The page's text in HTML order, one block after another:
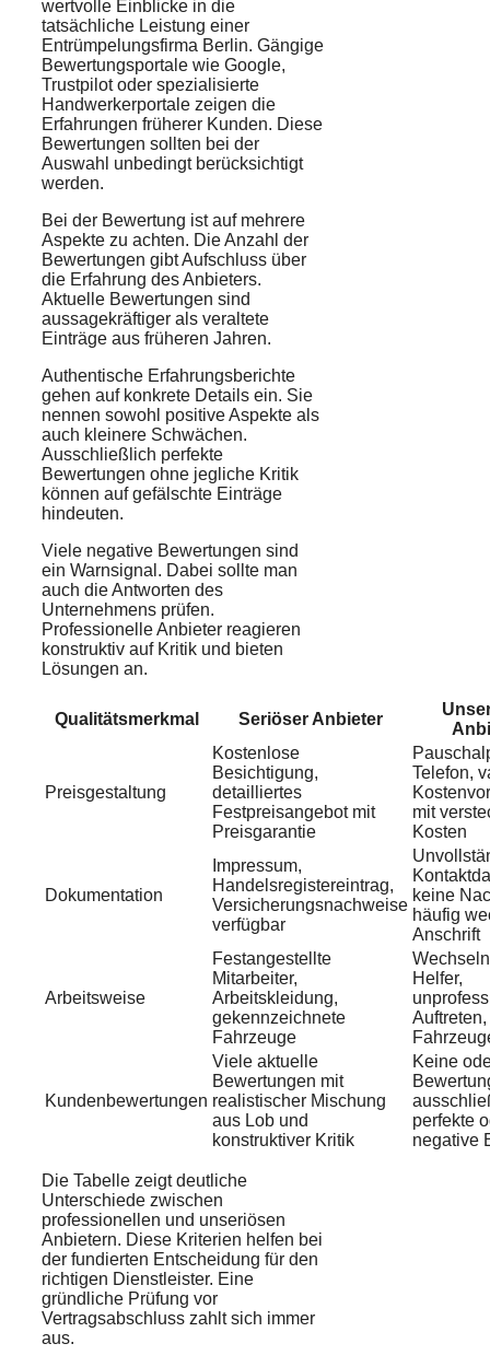
wertvolle Einblicke in die
tatsächliche Leistung einer
Entrümpelungsfirma Berlin. Gängige
Bewertungsportale wie Google,
Trustpilot oder spezialisierte
Handwerkerportale zeigen die
Erfahrungen früherer Kunden. Diese
Bewertungen sollten bei der
Auswahl unbedingt berücksichtigt
werden.
Bei der Bewertung ist auf mehrere
Aspekte zu achten. Die Anzahl der
Bewertungen gibt Aufschluss über
die Erfahrung des Anbieters.
Aktuelle Bewertungen sind
aussagekräftiger als veraltete
Einträge aus früheren Jahren.
Authentische Erfahrungsberichte
gehen auf konkrete Details ein. Sie
nennen sowohl positive Aspekte als
auch kleinere Schwächen.
Ausschließlich perfekte
Bewertungen ohne jegliche Kritik
können auf gefälschte Einträge
hindeuten.
Viele negative Bewertungen sind
ein Warnsignal. Dabei sollte man
auch die Antworten des
Unternehmens prüfen.
Professionelle Anbieter reagieren
konstruktiv auf Kritik und bieten
Lösungen an.
Qualitätsmerkmal Seriöser Anbieter
Preisgestaltung
Kostenlose
Besichtigung,
detailliertes
Festpreisangebot mit
Preisgarantie
Telefon,
mit
Kosten
Dokumentation
Impressum,
Handelsregistereintrag,
Versicherungsnachweise
verfügbar
keine
häufig
Anschrift
Arbeitsweise
Festangestellte
Mitarbeiter,
Arbeitskleidung,
gekennzeichnete
Fahrzeuge
Helfer,
Kundenbewertungen
Viele aktuelle
Bewertungen mit
realistischer Mischung
aus Lob und
konstruktiver Kritik
Keine
perfekte
negative
Die Tabelle zeigt deutliche
Unterschiede zwischen
professionellen und unseriösen
Anbietern. Diese Kriterien helfen bei
der fundierten Entscheidung für den
richtigen Dienstleister. Eine
gründliche Prüfung vor
Vertragsabschluss zahlt sich immer
aus.